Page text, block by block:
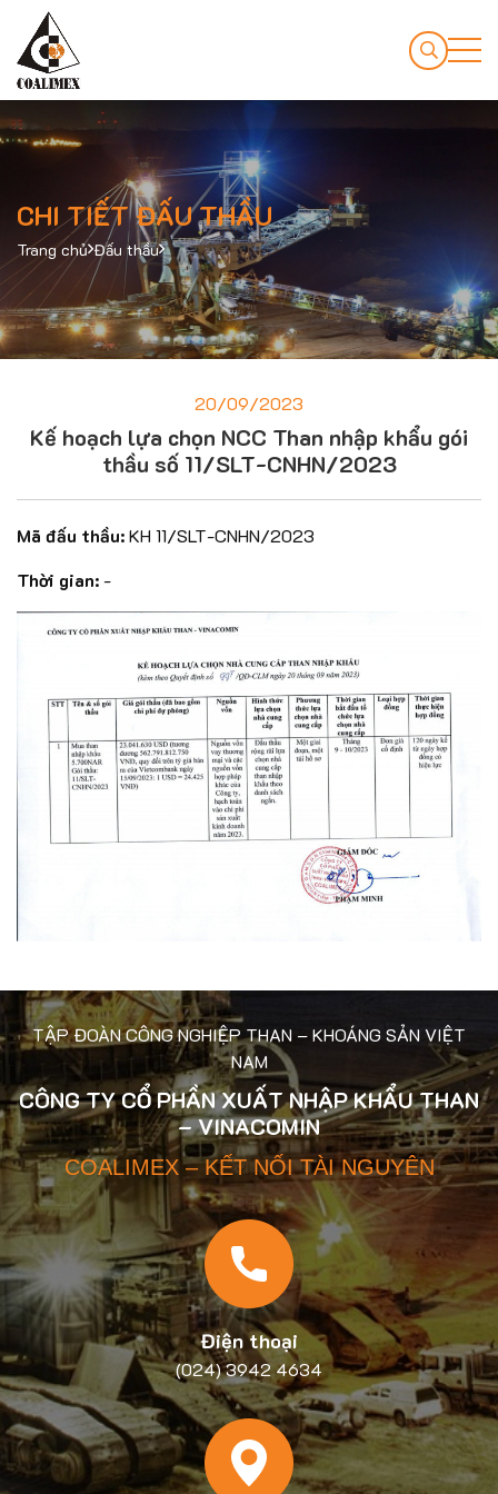
CHI TIẾT ĐẤU THẦU
Trang chủ Đấu thầu
20/09/2023
Kế hoạch lựa chọn NCC Than nhập khẩu gói
thầu số 11/SLT-CNHN/2023
Mã đấu thầu:KH 11/SLT-CNHN/2023
Thời gian:-
TẬP ĐOÀN CÔNG NGHIỆP THAN – KHOÁNG SẢN VIỆT
NAM
CÔNG TY CỔ PHẦN XUẤT NHẬP KHẨU THAN
– VINACOMIN
COALIMEX – KẾT NỐI TÀI NGUYÊN
Điện thoại
(024) 3942 4634